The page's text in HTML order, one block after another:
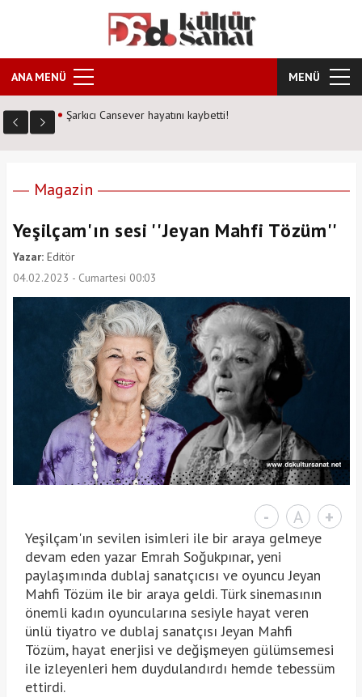
ANA MENÜ MENÜ
Kozalak Devri neden farklı? Senarist Harun Kevrek DS
Magazin
Yeşilçam'ın sesi ''Jeyan Mahfi Tözüm''
Yazar:Editör
04.02.2023 - Cumartesi 00:03
- A +
Yeşilçam'ın sevilen isimleri ile bir araya gelmeye
devam eden yazar Emrah Soğukpınar, yeni
paylaşımında dublaj sanatçıcısı ve oyuncu Jeyan
Mahfi Tözüm ile bir araya geldi. Türk sinemasının
önemli kadın oyuncularına sesiyle hayat veren
ünlü tiyatro ve dublaj sanatçısı Jeyan Mahfi
Tözüm, hayat enerjisi ve değişmeyen gülümsemesi
ile izleyenleri hem duydulandırdı hemde tebessüm
ettirdi.